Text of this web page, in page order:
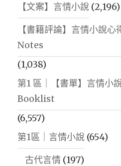
【文案】言情小說 (2,196)
【書籍評論】言情小說
Notes
(1,038)
第1 區｜【書單】言情小
Booklist
(6,557)
第1區｜言情小說 (654)
古代言情 (197)